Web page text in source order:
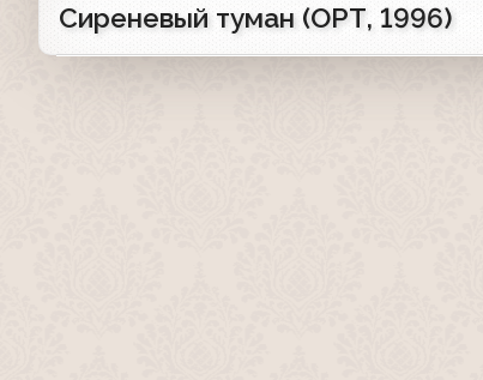
Сиреневый туман (ОРТ, 1996)